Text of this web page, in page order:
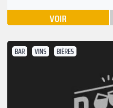
VOIR
BAR VINS BIÈRES